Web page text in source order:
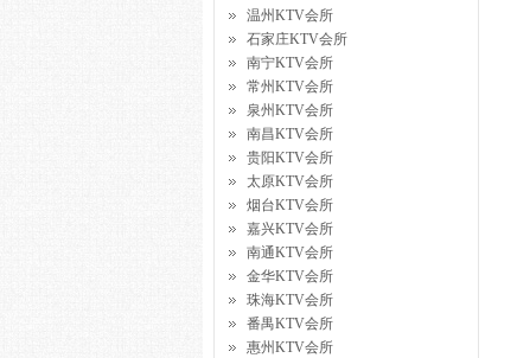
温州KTV会所
石家庄KTV会所
南宁KTV会所
常州KTV会所
泉州KTV会所
南昌KTV会所
贵阳KTV会所
太原KTV会所
烟台KTV会所
嘉兴KTV会所
南通KTV会所
金华KTV会所
珠海KTV会所
番禺KTV会所
惠州KTV会所